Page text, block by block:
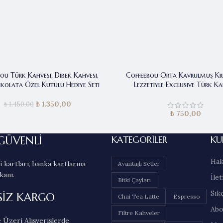
Türk Kahvesi, Dibek Kahvesi,
Özel Kutulu Hediye Seti
₺1.450,00
Orijinal fiyat:
₺1.350,00
Coffeebou Orta Kavrulmuş
Lezzetiyle Exclusive Türk
₺ 750,00
kartları, banka kartlarına
KARGO
Üzeri Alışverişlerde
KATEGORILER
Avantajlı Setler
Bitki Çayları
Chai Tea Latte Espresso
Filtre Kahveler